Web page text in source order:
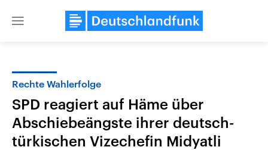
Close
Rechte Wahlerfolge
SPD reagiert auf Häme über
Abschiebeängste ihrer deutsch-
türkischen Vizechefin Midyatli